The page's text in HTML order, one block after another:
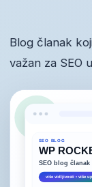
Blog članak
važan za SEO